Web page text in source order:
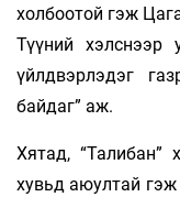
холбоотой гэж
Түүний хэлснээр
үйлдвэрлэдэг
байдаг” аж.
Хятад,
хувьд аюултай